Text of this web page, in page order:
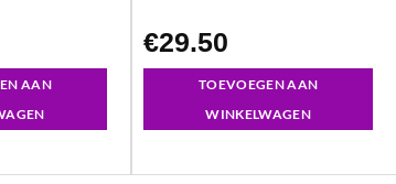
AAN
€29.50
TOEVOEGEN AAN
WINKELWAGEN